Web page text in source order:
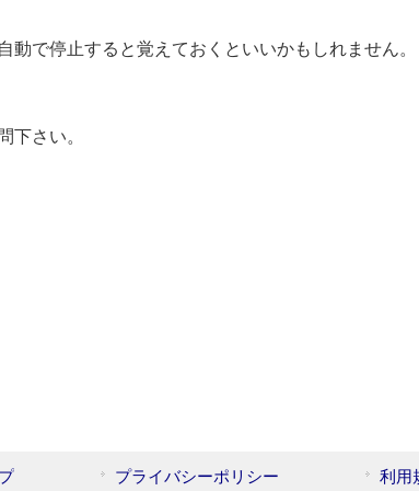
で停止すると覚えておくといいかもしれません。
さい。
プライバシーポリシー 利用